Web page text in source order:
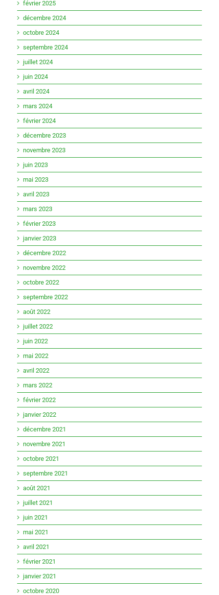
février 2025
décembre 2024
octobre 2024
septembre 2024
juillet 2024
juin 2024
avril 2024
mars 2024
février 2024
décembre 2023
novembre 2023
juin 2023
mai 2023
avril 2023
mars 2023
février 2023
janvier 2023
décembre 2022
novembre 2022
octobre 2022
septembre 2022
août 2022
juillet 2022
juin 2022
mai 2022
avril 2022
mars 2022
février 2022
janvier 2022
décembre 2021
novembre 2021
octobre 2021
septembre 2021
août 2021
juillet 2021
juin 2021
mai 2021
avril 2021
février 2021
janvier 2021
octobre 2020